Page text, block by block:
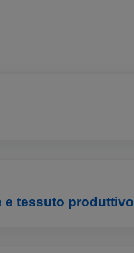
e tessuto produttivo